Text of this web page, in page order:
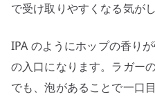
で受け取りやすくなる気がし
IPA のようにホップの香り
の入口になります。ラガー
でも、泡があることで一口